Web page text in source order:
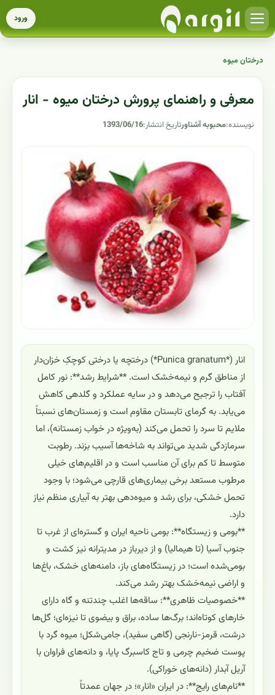
ورود
درختان میوه
معرفی و راهنمای پرورش درختان میوه - انار
نویسنده:محبوبه آشناورتاریخ انتشار:1393/06/16
انار (*Punica granatum*) درختچه یا درختی کوچکِ خزان‌دار
از مناطق گرم و نیمه‌خشک است. **شرایط رشد**: نور کامل
آفتاب را ترجیح می‌دهد و در سایه عملکرد و گلدهی کاهش
می‌یابد. به گرمای تابستان مقاوم است و زمستان‌های نسبتاً
ملایم تا سرد را تحمل می‌کند (به‌ویژه در خواب زمستانه)، اما
سرمازدگی شدید می‌تواند به شاخه‌ها آسیب بزند. رطوبت
متوسط تا کم برای آن مناسب است و در اقلیم‌های خیلی
مرطوب مستعد برخی بیماری‌های قارچی می‌شود؛ با وجود
تحمل خشکی، برای رشد و میوه‌دهی بهتر به آبیاری منظم نیاز
دارد.
**بومی و زیستگاه**: بومی ناحیه ایران و گستره‌ای از غرب تا
جنوب آسیا (تا هیمالیا) و از دیرباز در مدیترانه نیز کشت و
بومی‌شده است؛ در زیستگاه‌های باز، دامنه‌های خشک، باغ‌ها
و اراضی نیمه‌خشک بهتر رشد می‌کند.
**خصوصیات ظاهری**: ساقه‌ها اغلب چندتنه و گاه دارای
خارهای کوتاه‌اند؛ برگ‌ها ساده، براق و بیضوی تا نیزه‌ای؛ گل‌ها
درشت، قرمز-نارنجی (گاهی سفید)، جامی‌شکل؛ میوه گرد با
پوست ضخیم چرمی و تاج کاسبرگ پایا، و دانه‌های فراوان با
آریل آبدار (دانه‌های خوراکی).
**نام‌های رایج**: در ایران «انار»؛ در جهان عمدتاً